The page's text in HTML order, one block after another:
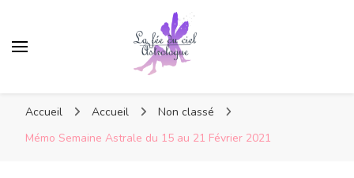
Accueil Accueil
Non classé
Mémo Semaine Astrale du 15 au 21 Février 2021